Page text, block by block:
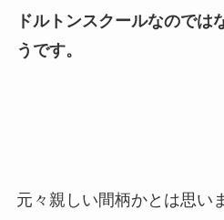
ドルトンスクールなのでは
うです。
元々親しい間柄かとは思い